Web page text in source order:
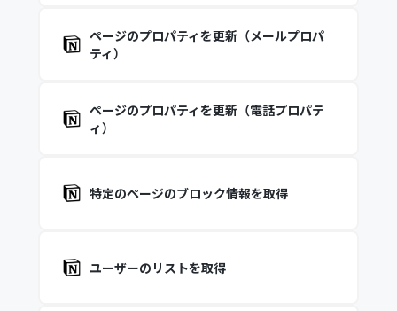
ページのプロパティを更新（メールプロパ
ティ）
ページのプロパティを更新（電話プロパテ
ィ）
特定のページのブロック情報を取得
ユーザーのリストを取得